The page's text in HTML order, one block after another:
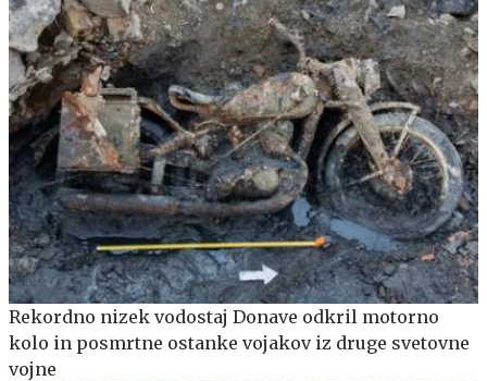
Rekordno nizek vodostaj Donave odkril motorno
kolo in posmrtne ostanke vojakov iz druge svetovne
vojne